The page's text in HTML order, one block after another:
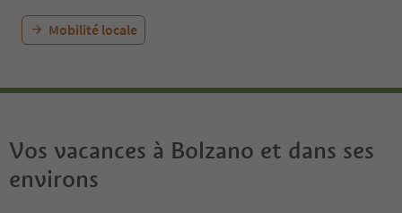
6:00 PM (Piazza Municipio):
official opening with Judith
by the Banda Musicale Dodiciville
Strauben).
8:30 PM – 10:30 PM (Piazza della
Mostra): concert by the Banda
Mobilité locale
Vos vacances à Bolzano et dans ses
environs